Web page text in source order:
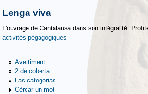
Lenga viva
L'ouvrage de Cantalausa dans son intégralité.
activités pégagogiques
Avertiment
2 de coberta
Las categorias
Cèrcar un mot